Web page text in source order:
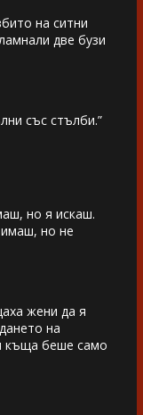
на ситни
две бузи
със стълби.”
но я искаш.
но не
жени да я
на
къща беше само